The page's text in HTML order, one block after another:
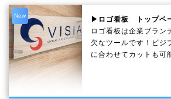
New
▶ロゴ看板 トップペ
ロゴ看板は企業ブラン
欠なツールです！ビジ
に合わせてカットも可